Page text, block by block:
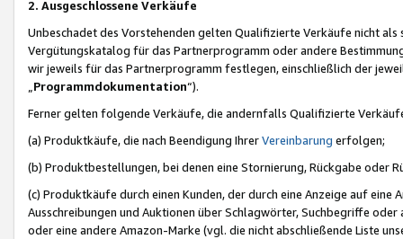
2. Ausgeschlossene Verkäufe
Unbeschadet des Vorstehenden gelten Qualifizierte Verkäufe nicht
Vergütungskatalog für das Partnerprogramm oder andere
wir jeweils für das Partnerprogramm festlegen, einschließlich der
Programmdokumentation“).
Ferner gelten folgende Verkäufe, die andernfalls Qualifizierte
(a) Produktkäufe, die nach Beendigung IhrerVereinbarung erfolgen;
(b) Produktbestellungen, bei denen eine Stornierung, Rückgabe oder
(c) Produktkäufe durch einen Kunden, der durch eine Anzeige auf
Ausschreibungen und Auktionen über Schlagwörter, Suchbegriffe
oder eine andere Amazon-Marke (vgl. die nicht abschließende Liste